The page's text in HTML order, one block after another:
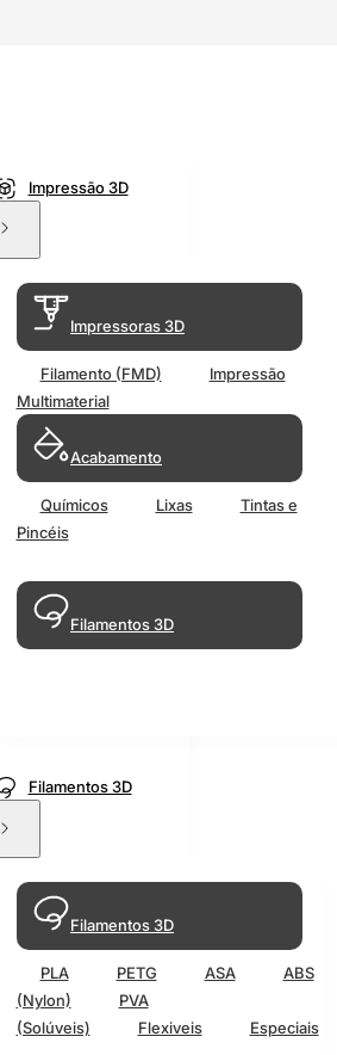
Impressão 3D
Impressoras 3D
Filamento (FMD)
Impressão
Multimaterial
Acabamento
Químicos Lixas
Tintas e
Pincéis
Filamentos 3D
Filamentos 3D
Filamentos 3D
PLA PETG ASA ABS
(Nylon)
PVA
(Solúveis)
Flexiveis Especiais